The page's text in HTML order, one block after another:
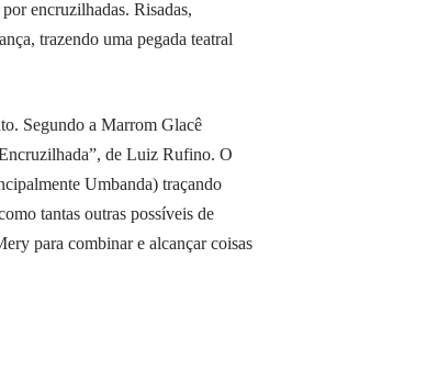
encruzilhadas. Risadas,
trazendo uma pegada teatral
Segundo a Marrom Glacê
de Luiz Rufino. O
Umbanda) traçando
tantas outras possíveis de
para combinar e alcançar coisas